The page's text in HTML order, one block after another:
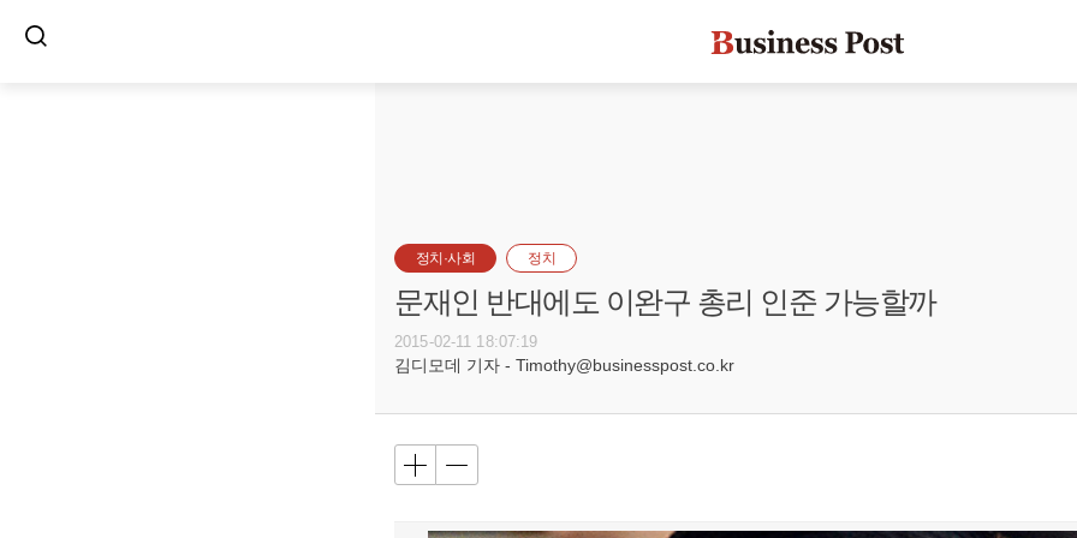
정치·사회 정치
문재인 반대에도 이완구 총리 인준 가능할까
2015-02-11 18:07:19
김디모데 기자 - Timothy@businesspost.co.kr